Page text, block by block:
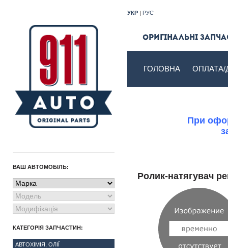
УКР | РУС
Оригінальні
ГОЛОВНА ОПЛАТА/
При
Ролик-натягувач
ВАШ АВТОМОБІЛЬ:
КАТЕГОРІЯ ЗАПЧАСТИН:
АВТОХІМІЯ, ОЛІЇ